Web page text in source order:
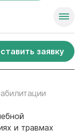
заявку
и травмах